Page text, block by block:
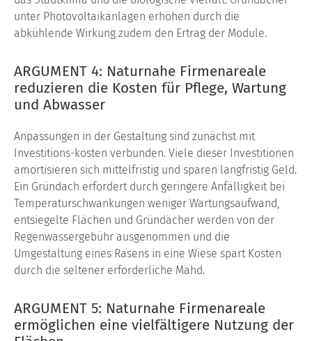
unter Photovolta­ikanlagen erhöhen durch die
abkühlende Wirkung zudem den Ertrag der Module.
ARGUMENT 4: Naturnahe Firmenareale
reduzieren die Kosten für Pflege, Wartung
und Abwasser
Anpassungen in der Gestaltung sind zunächst mit
Investitions-kosten verbunden. Viele dieser Investitionen
amortisieren sich mittelfristig und sparen langfristig Geld.
Ein Gründach erfor­dert durch geringere Anfälligkeit bei
Temperaturschwankun­gen weniger Wartungsaufwand,
entsiegelte Flächen und Gründächer werden von der
Regenwassergebühr ausgenom­men und die
Umgestaltung eines Rasens in eine Wiese spart Kosten
durch die seltener erforderliche Mahd.
ARGUMENT 5: Naturnahe Firmenareale
ermöglichen eine vielfältigere Nutzung der